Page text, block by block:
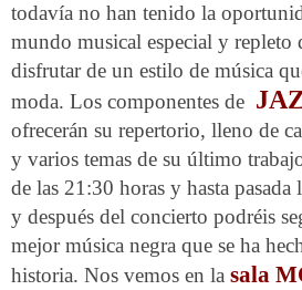
todavía no han tenido la
mundo musical especial y repleto
disfrutar de un estilo de música
moda. Los componentes de
ofrecerán su repertorio, lleno de
y varios temas de su último
de las 21:30 horas y hasta pasada
y después del concierto podréis
mejor música negra que se ha
historia. Nos vemos en la sala